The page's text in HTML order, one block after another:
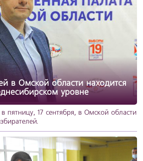
в Омской области находится
уровне
пятницу, 17 сентября, в Омской области